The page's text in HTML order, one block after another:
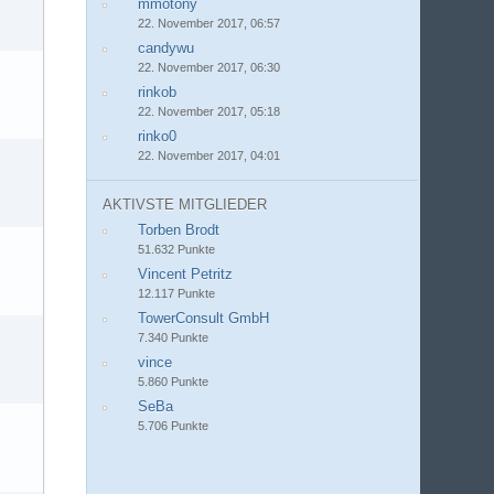
mmotony
22. November 2017, 06:57
candywu
22. November 2017, 06:30
rinkob
22. November 2017, 05:18
rinko0
22. November 2017, 04:01
AKTIVSTE MITGLIEDER
Torben Brodt
51.632 Punkte
Vincent Petritz
12.117 Punkte
TowerConsult GmbH
7.340 Punkte
vince
5.860 Punkte
SeBa
5.706 Punkte